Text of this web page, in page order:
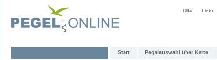
Hilfe Links
Start Pegelauswahl über Karte